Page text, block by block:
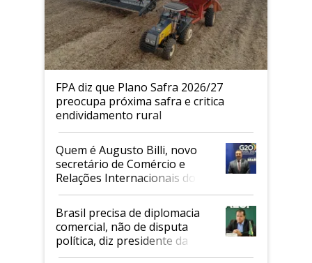
FPA diz que Plano Safra 2026/27
preocupa próxima safra e critica
endividamento rural
Quem é Augusto Billi, novo
secretário de Comércio e
Relações Internacionais do
Mapa
Brasil precisa de diplomacia
comercial, não de disputa
política, diz presidente da
Faesp